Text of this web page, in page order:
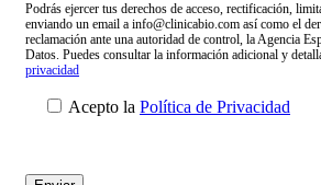
Podrás ejercer tus derechos de acceso, rectificación,
enviando un email a info@clinicabio.com así como el
reclamación ante una autoridad de control, la Agencia
Datos. Puedes consultar la información adicional y
privacidad
Acepto la Política de Privacidad